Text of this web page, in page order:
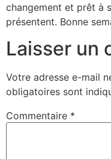
changement et prêt à
présentent. Bonne
Laisser un
Votre adresse e-mail
obligatoires sont
Commentaire *